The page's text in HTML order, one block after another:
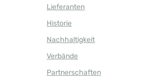
Lieferanten
Historie
Nachhaltigkeit
Verbände
Partnerschaften